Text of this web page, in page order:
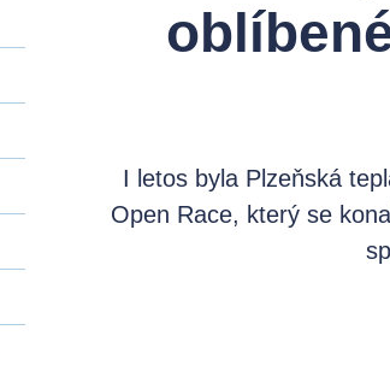
I letos byla Plzeňská
Open Race, který se